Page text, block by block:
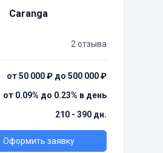
Caranga
2 отзыва
от 50 000 ₽ до 500 000 ₽
от 0.09% до 0.23% в день
210 - 390 дн.
Оформить заявку